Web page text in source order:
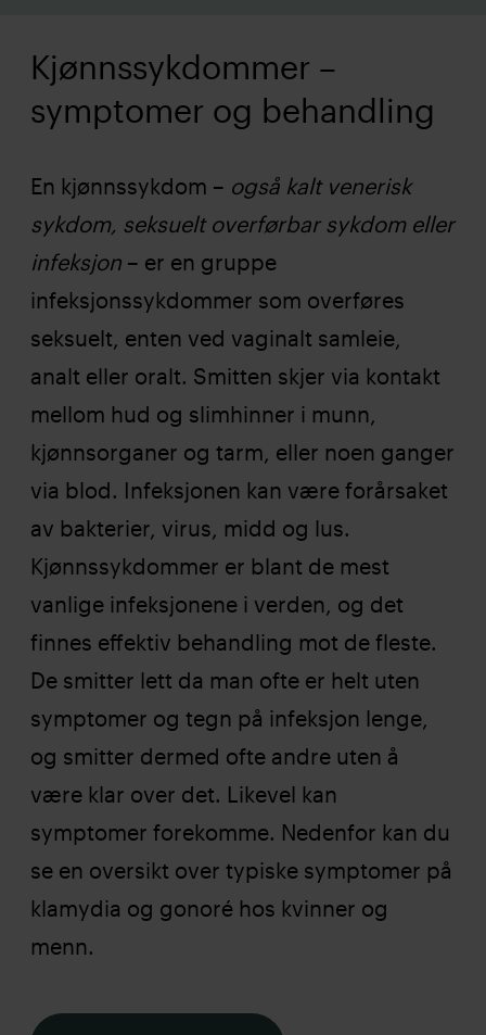
Kjønnssykdommer –
symptomer og behandling
En kjønnssykdom – også kalt venerisk
sykdom, seksuelt overførbar sykdom eller
infeksjon – er en gruppe
infeksjonssykdommer som overføres
seksuelt, enten ved vaginalt samleie,
analt eller oralt. Smitten skjer via kontakt
mellom hud og slimhinner i munn,
kjønnsorganer og tarm, eller noen ganger
via blod. Infeksjonen kan være forårsaket
av bakterier, virus, midd og lus.
Kjønnssykdommer er blant de mest
vanlige infeksjonene i verden, og det
finnes effektiv behandling mot de fleste.
De smitter lett da man ofte er helt uten
symptomer og tegn på infeksjon lenge,
og smitter dermed ofte andre uten å
være klar over det. Likevel kan
symptomer forekomme. Nedenfor kan du
se en oversikt over typiske symptomer på
klamydia og gonoré hos kvinner og
menn.